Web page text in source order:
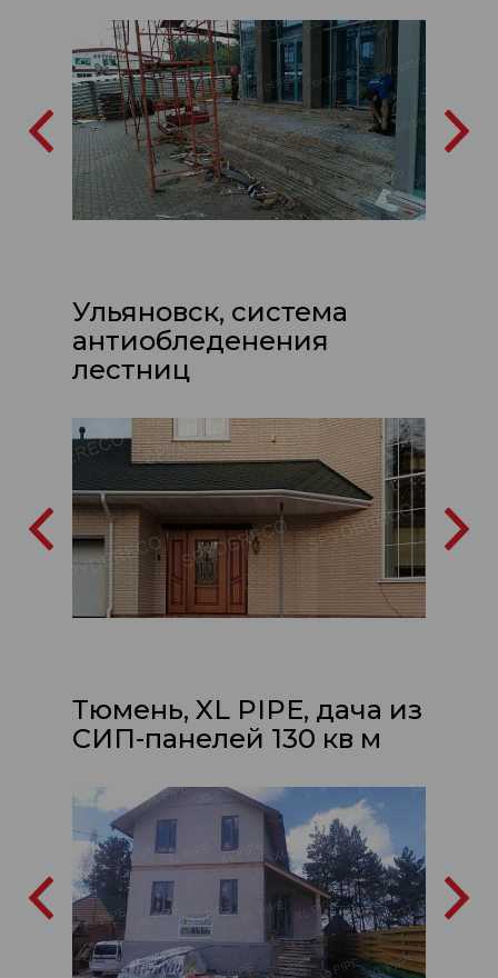
Ульяновск, система
антиобледенения
лестниц
Тюмень, XL PIPE, дача из
СИП-панелей 130 кв м